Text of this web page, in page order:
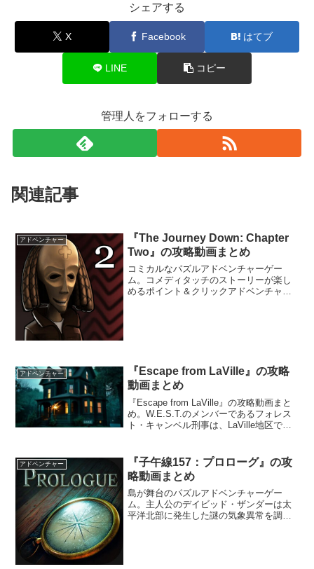
シェアする
X Facebook はてブ
LINE コピー
管理人をフォローする
関連記事
アドベンチャー
『The Journey Down: Chapter
Two』の攻略動画まとめ
コミカルなパズルアドベンチャーゲー
ム。コメディタッチのストーリーが楽し
めるポイント＆クリックアドベンチャー
アドベンチャー
『Escape from LaVille』の攻略
動画まとめ
『Escape from LaVille』の攻略動画まと
め。W.E.S.T.のメンバーであるフォレス
ト・キャンベル刑事は、LaVille地区で起
アドベンチャー
『子午線157：プロローグ』の攻
略動画まとめ
島が舞台のパズルアドベンチャーゲー
ム。主人公のデイビッド・ザンダーは太
平洋北部に発生した謎の気象異常を調査